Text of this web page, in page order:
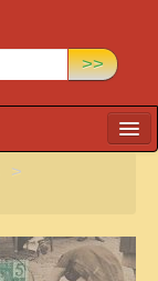
>>
>